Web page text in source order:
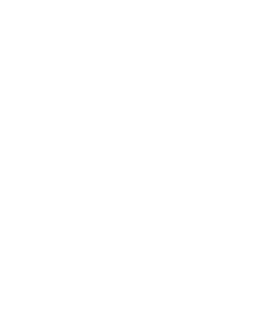
Respiration